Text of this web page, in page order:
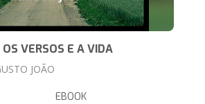
VERSOS E A VIDA
JOÃO
EBOOK